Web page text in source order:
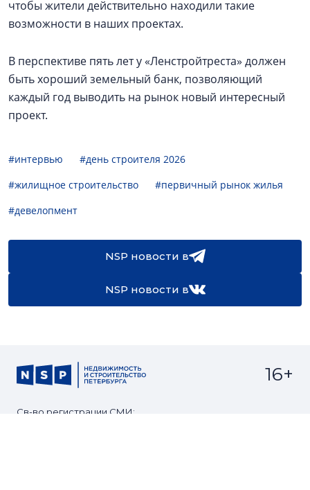
чтобы жители действительно находили такие
возможности в наших проектах.
В перспективе пять лет у «Ленстройтреста» должен
быть хороший земельный банк, позволяющий
каждый год выводить на рынок новый интересный
проект.
#интервью
#день строителя 2026
#жилищное строительство
#первичный рынок жилья
#девелопмент
NSP новости в
NSP новости в
Св-во регистрации СМИ:
16+